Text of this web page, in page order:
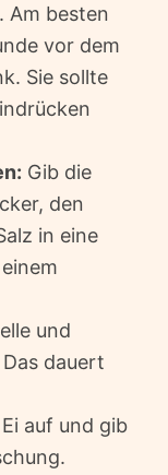
Am besten
vor dem
Sie sollte
Gib die
den
in eine
und
dauert
auf und gib